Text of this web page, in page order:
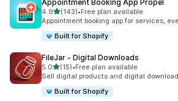
Appointment Booking App Propel
4.9별 5개 중
(143)
총 리뷰 143개
•Free plan available
Appointment booking app for services,
Built for Shopify
FileJar ‑ Digital Downloads
5.0별 5개 중
(15)
총 리뷰 15개
•Free plan available
Sell digital products and digital
Built for Shopify